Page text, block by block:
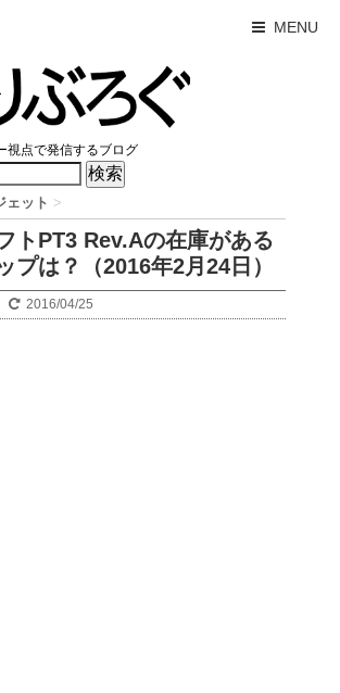
MENU
視点で発信するブログ
ェット >
トPT3 Rev.Aの在庫がある
プは？（2016年2月24日）
2016/04/25